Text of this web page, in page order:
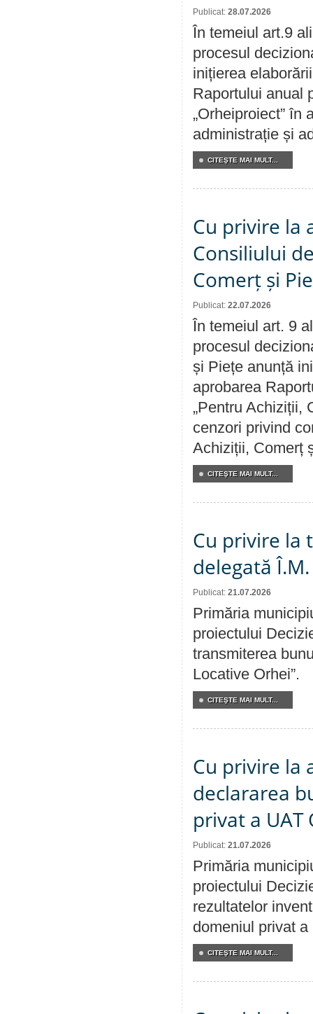
Publicat: 28.07.2026
În temeiul art.9
procesul
inițierea
Raportului anual
„Orheiproiect” în
administrație și
CITEŞTE MAI MULT...
Cu privire la
Consiliului
Comerț și
Publicat: 22.07.2026
În temeiul art. 9
procesul
și Piețe anunță
aprobarea
„Pentru Achiziții,
cenzori privind
Achiziții, Comerț
CITEŞTE MAI MULT...
Cu privire la
delegată
Publicat: 21.07.2026
Primăria
proiectului
transmiterea
Locative Orhei”.
CITEŞTE MAI MULT...
Cu privire la
declararea
privat a UAT
Publicat: 21.07.2026
Primăria
proiectului
rezultatelor
domeniul privat a
CITEŞTE MAI MULT...